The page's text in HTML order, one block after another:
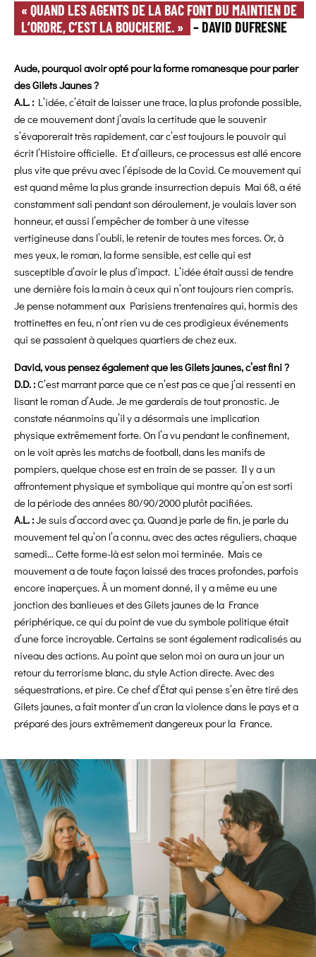
« QUAND LES AGENTS DE LA BAC FONT DU MAINTIEN DE
L’ORDRE, C’EST LA BOUCHERIE. » – DAVID DUFRESNE
Aude, pourquoi avoir opté pour la forme romanesque pour parler
des Gilets Jaunes ?
A.L. : L’idée, c’était de laisser une trace, la plus profonde possible,
de ce mouvement dont j’avais la certitude que le souvenir
s’évaporerait très rapidement, car c’est toujours le pouvoir qui
écrit l’Histoire officielle. Et d’ailleurs, ce processus est allé encore
plus vite que prévu avec l’épisode de la Covid. Ce mouvement qui
est quand même la plus grande insurrection depuis Mai 68, a été
constamment sali pendant son déroulement, je voulais laver son
honneur, et aussi l’empêcher de tomber à une vitesse
vertigineuse dans l’oubli, le retenir de toutes mes forces. Or, à
mes yeux, le roman, la forme sensible, est celle qui est
susceptible d’avoir le plus d’impact. L’idée était aussi de tendre
une dernière fois la main à ceux qui n’ont toujours rien compris.
Je pense notamment aux Parisiens trentenaires qui, hormis des
trottinettes en feu, n’ont rien vu de ces prodigieux événements
qui se passaient à quelques quartiers de chez eux.
David, vous pensez également que les Gilets jaunes, c’est fini ?
D.D. :C’est marrant parce que ce n’est pas ce que j’ai ressenti en
lisant le roman d’Aude. Je me garderais de tout pronostic. Je
constate néanmoins qu’il y a désormais une implication
physique extrêmement forte. On l’a vu pendant le confinement,
on le voit après les matchs de football, dans les manifs de
pompiers, quelque chose est en train de se passer. Il y a un
affrontement physique et symbolique qui montre qu’on est sorti
de la période des années 80/90/2000 plutôt pacifiées.
A.L. :Je suis d’accord avec ça. Quand je parle de fin, je parle du
mouvement tel qu’on l’a connu, avec des actes réguliers, chaque
samedi… Cette forme-là est selon moi terminée. Mais ce
mouvement a de toute façon laissé des traces profondes, parfois
encore inaperçues. À un moment donné, il y a même eu une
jonction des banlieues et des Gilets jaunes de la France
périphérique, ce qui du point de vue du symbole politique était
d’une force incroyable. Certains se sont également radicalisés au
niveau des actions. Au point que selon moi on aura un jour un
retour du terrorisme blanc, du style Action directe. Avec des
séquestrations, et pire. Ce chef d’État qui pense s’en être tiré des
Gilets jaunes, a fait monter d’un cran la violence dans le pays et a
préparé des jours extrêmement dangereux pour la France.